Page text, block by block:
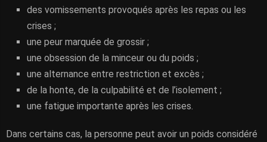
des vomissements provoqués après les repas ou les
crises ;
une peur marquée de grossir ;
une obsession de la minceur ou du poids ;
une alternance entre restriction et excès ;
de la honte, de la culpabilité et de l’isolement ;
une fatigue importante après les crises.
Dans certains cas, la personne peut avoir un poids considéré